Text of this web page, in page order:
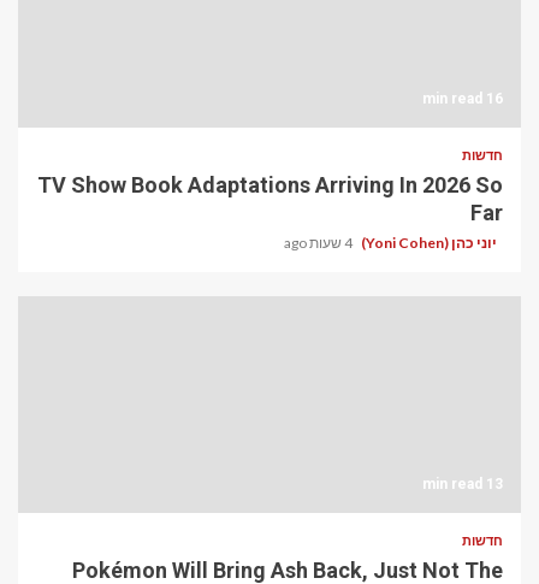
16 min read
חדשות
TV Show Book Adaptations Arriving In 2026 So
Far
יוני כהן (Yoni Cohen) 4 שעות ago
13 min read
חדשות
Pokémon Will Bring Ash Back, Just Not The